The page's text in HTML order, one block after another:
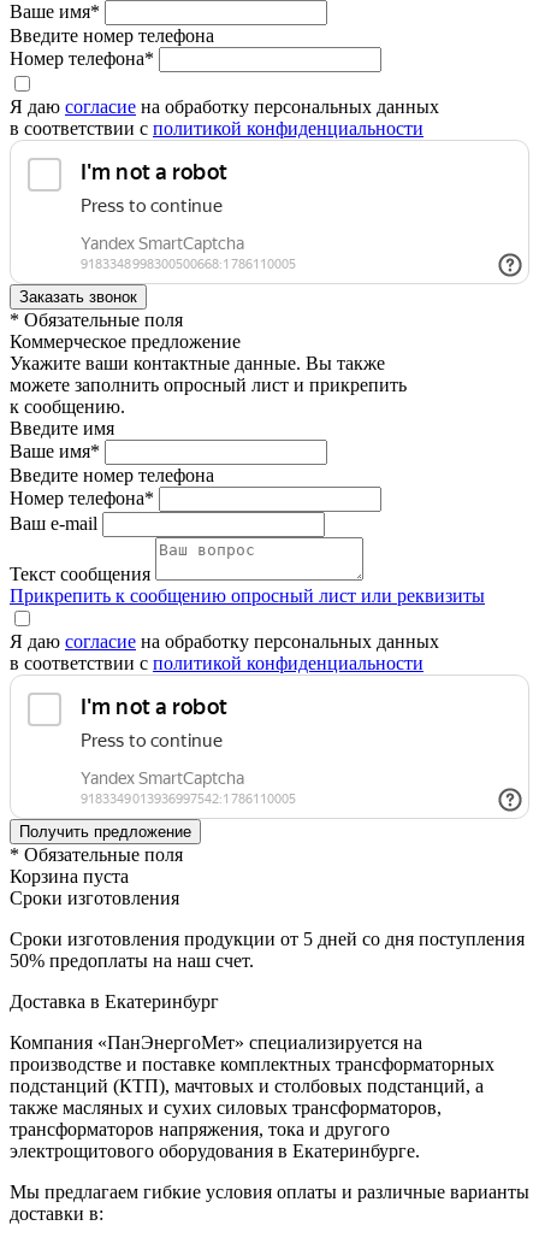
Ваше имя*
Введите номер телефона
Номер телефона*
Я даю согласие на обработку персональных данных
в соответствии с политикой конфиденциальности
* Обязательные поля
Коммерческое предложение
Укажите ваши контактные данные. Вы также
можете заполнить опросный лист и прикрепить
к сообщению.
Введите имя
Ваше имя*
Введите номер телефона
Номер телефона*
Ваш e-mail
Текст сообщения
Прикрепить к сообщению опросный лист или реквизиты
Я даю согласие на обработку персональных данных
в соответствии с политикой конфиденциальности
* Обязательные поля
Корзина пуста
Сроки изготовления
Сроки изготовления продукции от 5 дней со дня поступления
50% предоплаты на наш счет.
Доставка в Екатеринбург
Компания «ПанЭнергоМет» специализируется на
производстве и поставке комплектных трансформаторных
подстанций (КТП), мачтовых и столбовых подстанций, а
также масляных и сухих силовых трансформаторов,
трансформаторов напряжения, тока и другого
электрощитового оборудования в Екатеринбурге.
Мы предлагаем гибкие условия оплаты и различные варианты
доставки в: